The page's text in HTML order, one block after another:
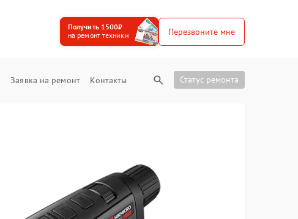
Получить 1500₽
на ремонт техники
Перезвоните мне
Заявка на ремонт Контакты Статус ремонта